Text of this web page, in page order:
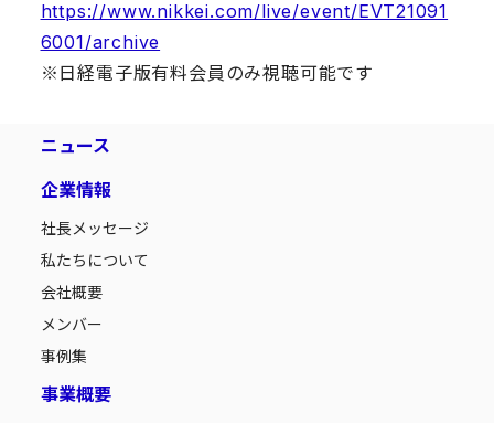
https://www.nikkei.com/live/event/EVT21091
6001/archive
※日経電子版有料会員のみ視聴可能です
ニュース
企業情報
社長メッセージ
私たちについて
会社概要
メンバー
事例集
事業概要